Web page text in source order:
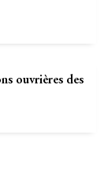
ouvrières des